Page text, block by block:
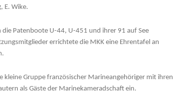
E. Wike.
die Patenboote U-44, U-451 und ihrer 91 auf See
errichtete die MKK eine Ehrentafel an
kleine Gruppe französischer Marineangehöriger mit ihren
als Gäste der Marinekameradschaft ein.